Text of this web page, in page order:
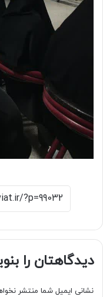
دیدگاهتان را
نشانی ایمیل شما منتشر